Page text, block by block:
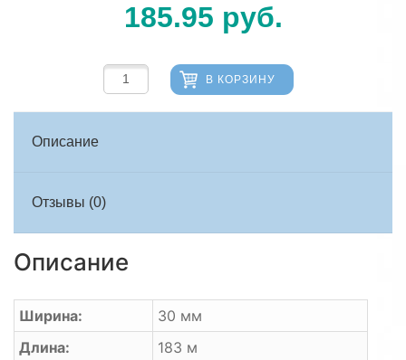
185.95 руб.
В КОРЗИНУ
Описание
Отзывы (0)
Описание
Ширина:
30 мм
Длина:
183 м